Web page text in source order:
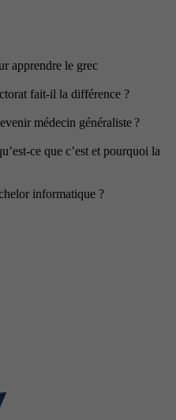
apprendre le grec
fait-il la différence ?
médecin généraliste ?
ce que c’est et pourquoi la
informatique ?